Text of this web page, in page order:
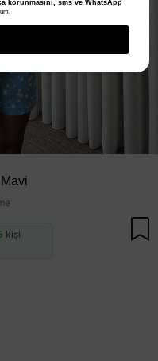
kişi
korunmasını, sms ve WhatsApp